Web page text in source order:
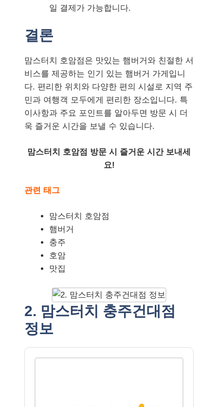
일 결제가 가능합니다.
결론
맘스터치 호암점은 맛있는 햄버거와 친절한 서
비스를 제공하는 인기 있는 햄버거 가게입니
다. 편리한 위치와 다양한 편의 시설로 지역 주
민과 여행객 모두에게 편리한 장소입니다. 특
이사항과 주요 포인트를 알아두면 방문 시 더
욱 즐거운 시간을 보낼 수 있습니다.
맘스터치 호암점 방문 시 즐거운 시간 보내세
요!
관련 태그
맘스터치 호암점
햄버거
충주
호암
맛집
2. 맘스터치 충주건대점
정보